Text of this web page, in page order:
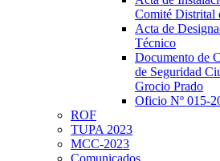
Comité Distrital
Acta de
Técnico
Documento de
de Seguridad
Grocio Prado
Oficio Nº 015-
ROF
TUPA 2023
MCC-2023
Comunicados